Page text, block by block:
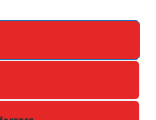
e rimani